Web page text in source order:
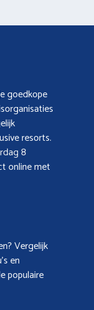
goedkope
resorts.
8
online met
Vergelijk
en
populaire